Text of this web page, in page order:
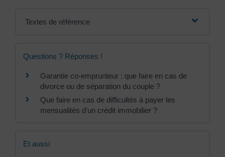
Textes de référence
Questions ? Réponses !
Garantie co-emprunteur : que faire en cas de
divorce ou de séparation du couple ?
Que faire en cas de difficultés à payer les
mensualités d'un crédit immobilier ?
Et aussi